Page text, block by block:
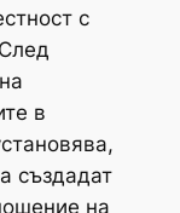
с
в
създадат
на